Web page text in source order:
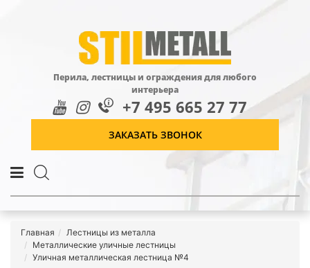
Перила, лестницы и ограждения для любого
интерьера
+7 495 665 27 77
ЗАКАЗАТЬ ЗВОНОК
Главная
Лестницы из металла
Металлические уличные лестницы
Уличная металлическая лестница №4